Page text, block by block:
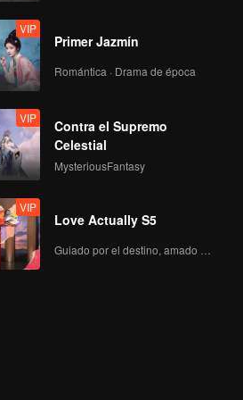
VIP
Primer Jazmín
Romántica · Drama de época
VIP
Contra el Supremo
Celestial
MysteriousFantasy
VIP
Love Actually S5